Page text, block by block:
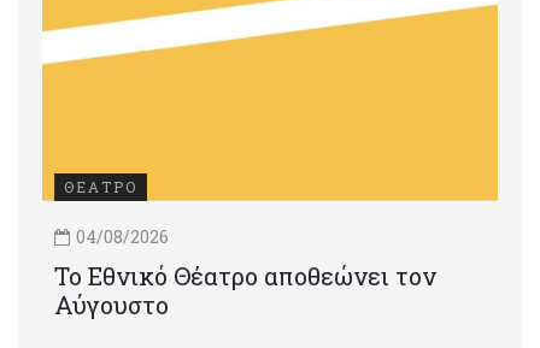
ΘΕΑΤΡΟ
04/08/2026
Το Εθνικό Θέατρο αποθεώνει τον
Αύγουστο